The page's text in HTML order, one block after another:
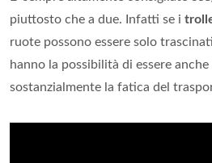
piuttosto che a due. Infatti se i
ruote possono essere solo
hanno la possibilità di essere
sostanzialmente la fatica del